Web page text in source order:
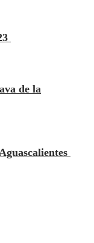
de la